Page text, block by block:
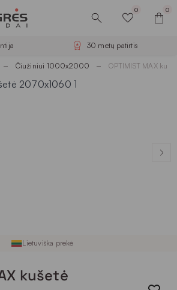
0 0
Nemokamas pristatymas
Čiužiniui 1000x2000 OPTIMIST MAX
Lietuviška prekė
kušetė